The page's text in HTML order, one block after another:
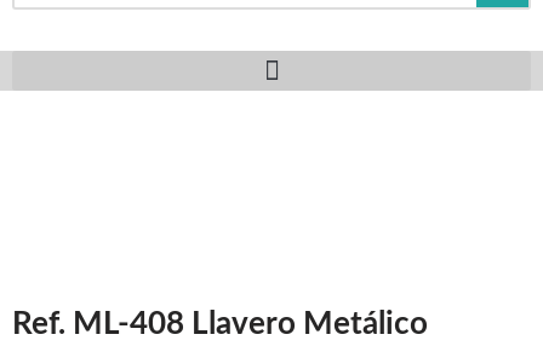
Ref. ML-408 Llavero Metálico